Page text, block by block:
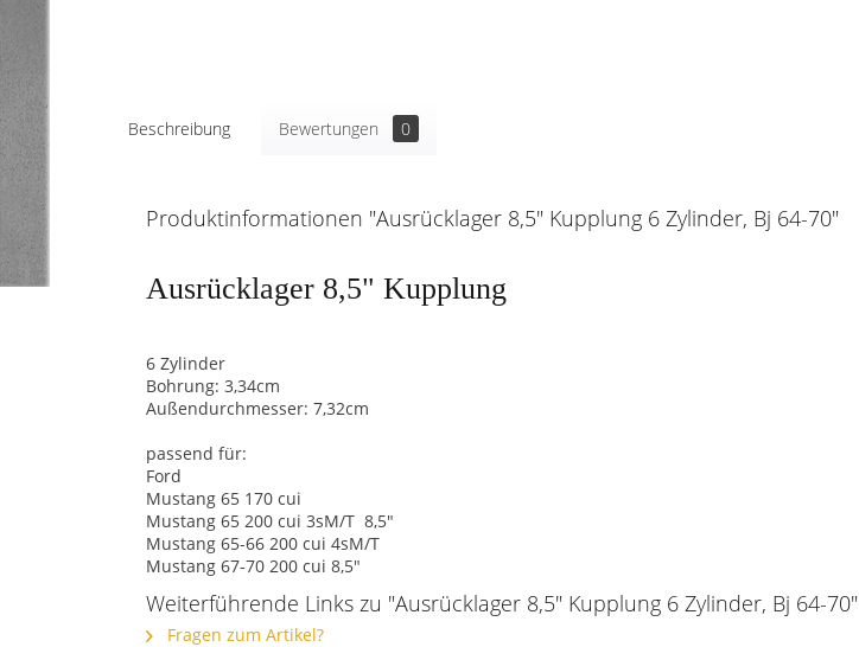
Beschreibung Bewertungen 0
Produktinformationen "Ausrücklager 8,5" Kupplung 6 Zylinder, Bj 64-70"
Ausrücklager 8,5" Kupplung
6 Zylinder
Bohrung: 3,34cm
Außendurchmesser: 7,32cm
passend für:
Ford
Mustang 65 170 cui
Mustang 65 200 cui 3sM/T 8,5"
Mustang 65-66 200 cui 4sM/T
Mustang 67-70 200 cui 8,5"
Weiterführende Links zu "Ausrücklager 8,5" Kupplung 6 Zylinder, Bj 64-70"
Fragen zum Artikel?